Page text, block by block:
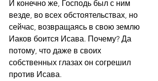
И конечно же, Господь был с ним
везде, во всех обстоятельствах, но
сейчас, возвращаясь в свою землю
Иаков боится Исава. Почему? Да
потому, что даже в своих
собственных глазах он согрешил
против Исава.